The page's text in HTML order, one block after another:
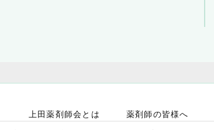
上田薬剤師会とは 薬剤師の皆様へ